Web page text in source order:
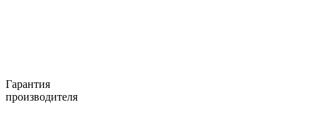
Гарантия
производителя